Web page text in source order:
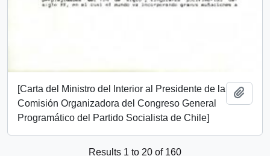
[Carta del Ministro del Interior al Presidente de la
Comisión Organizadora del Congreso General
Programático del Partido Socialista de Chile]
Results 1 to 20 of 160